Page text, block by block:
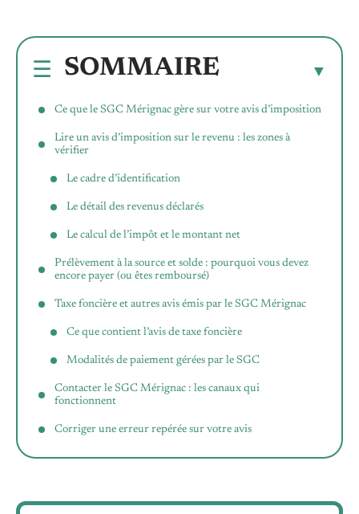
SOMMAIRE
Ce que le SGC Mérignac gère sur votre avis d’imposition
Lire un avis d’imposition sur le revenu : les zones à
vérifier
Le cadre d’identification
Le détail des revenus déclarés
Le calcul de l’impôt et le montant net
Prélèvement à la source et solde : pourquoi vous devez
encore payer (ou êtes remboursé)
Taxe foncière et autres avis émis par le SGC Mérignac
Ce que contient l’avis de taxe foncière
Modalités de paiement gérées par le SGC
Contacter le SGC Mérignac : les canaux qui
fonctionnent
Corriger une erreur repérée sur votre avis